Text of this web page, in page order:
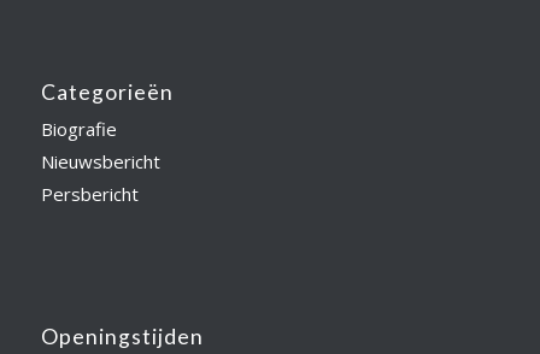
Categorieën
Biografie
Nieuwsbericht
Persbericht
Openingstijden